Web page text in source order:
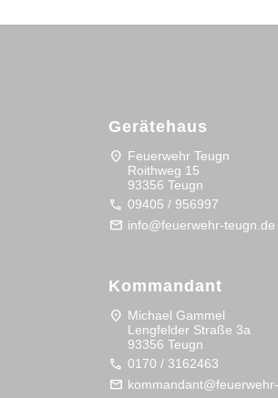
Gerätehaus
location_on Feuerwehr Teugn
Roithweg 15
93356 Teugn
call 09405 / 956997
mail info@feuerwehr-teugn.de
Kommandant
location_on Michael Gammel
Lengfelder Straße 3a
93356 Teugn
call 0170 / 3162463
mail